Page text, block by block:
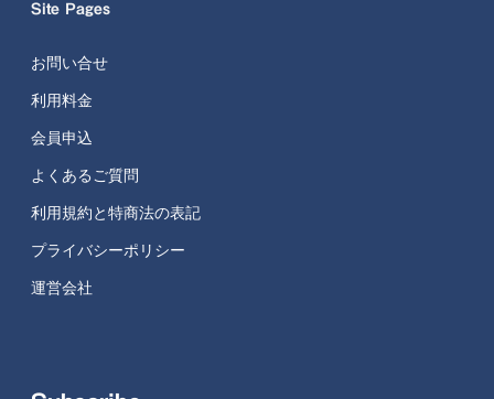
Site Pages
お問い合せ
利用料金
会員申込
よくあるご質問
利用規約と特商法の表記
プライバシーポリシー
運営会社